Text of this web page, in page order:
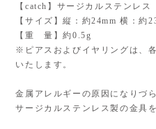
【catch】サージカルステンレス
【サイズ】縦：約24mm 横：約
【重 量】約0.5g
※ピアスおよびイヤリングは、
いたします。
金属アレルギーの原因になりづ
サージカルステンレス製の金具